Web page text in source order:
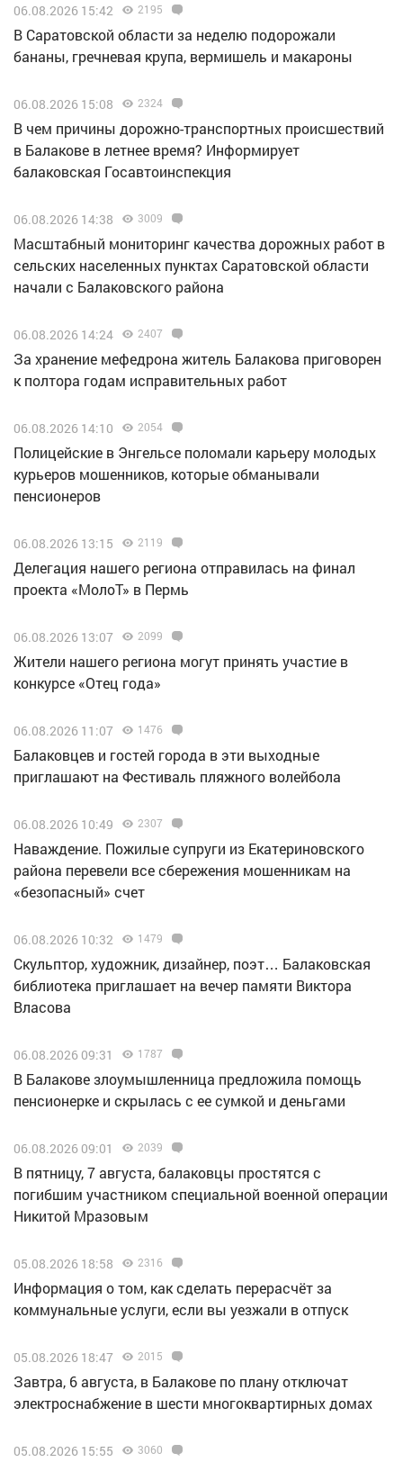
06.08.2026 15:42 2195
В Саратовской области за неделю подорожали
бананы, гречневая крупа, вермишель и макароны
06.08.2026 15:08 2324
В чем причины дорожно-транспортных происшествий
в Балакове в летнее время? Информирует
балаковская Госавтоинспекция
06.08.2026 14:38 3009
Масштабный мониторинг качества дорожных работ в
сельских населенных пунктах Саратовской области
начали с Балаковского района
06.08.2026 14:24 2407
За хранение мефедрона житель Балакова приговорен
к полтора годам исправительных работ
06.08.2026 14:10 2054
Полицейские в Энгельсе поломали карьеру молодых
курьеров мошенников, которые обманывали
пенсионеров
06.08.2026 13:15 2119
Делегация нашего региона отправилась на финал
проекта «МолоТ» в Пермь
06.08.2026 13:07 2099
Жители нашего региона могут принять участие в
конкурсе «Отец года»
06.08.2026 11:07 1476
Балаковцев и гостей города в эти выходные
приглашают на Фестиваль пляжного волейбола
06.08.2026 10:49 2307
Наваждение. Пожилые супруги из Екатериновского
района перевели все сбережения мошенникам на
«безопасный» счет
06.08.2026 10:32 1479
Скульптор, художник, дизайнер, поэт… Балаковская
библиотека приглашает на вечер памяти Виктора
Власова
06.08.2026 09:31 1787
В Балакове злоумышленница предложила помощь
пенсионерке и скрылась с ее сумкой и деньгами
06.08.2026 09:01 2039
В пятницу, 7 августа, балаковцы простятся с
погибшим участником специальной военной операции
Никитой Мразовым
05.08.2026 18:58 2316
Информация о том, как сделать перерасчёт за
коммунальные услуги, если вы уезжали в отпуск
05.08.2026 18:47 2015
Завтра, 6 августа, в Балакове по плану отключат
электроснабжение в шести многоквартирных домах
05.08.2026 15:55 3060